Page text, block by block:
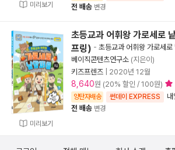
미리보기
전 배송 변경
미리보기
초등교과 어휘왕 가로세로
프링) - 초등교과 어휘왕 가로세로
베이직콘텐츠연구소 (지은이)
키즈프렌즈
2020년 12월
8,640원 (20% 할인 / 100원)
양탄자배송 썬데이 EXPRESS 내
전 배송 변경